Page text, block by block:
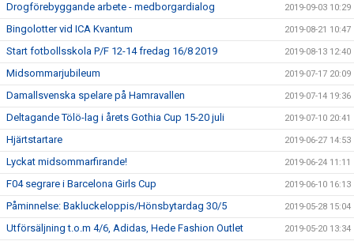
Drogförebyggande arbete - medborgardialog 2019-09-03 10:29
Bingolotter vid ICA Kvantum 2019-08-21 10:47
Start fotbollsskola P/F 12-14 fredag 16/8 2019 2019-08-13 12:40
Midsommarjubileum 2019-07-17 20:09
Damallsvenska spelare på Hamravallen 2019-07-14 19:36
Deltagande Tölö-lag i årets Gothia Cup 15-20 juli 2019-07-10 20:41
Hjärtstartare 2019-06-27 14:53
Lyckat midsommarfirande! 2019-06-24 11:11
F04 segrare i Barcelona Girls Cup 2019-06-10 16:13
Påminnelse: Bakluckeloppis/Hönsbytardag 30/5 2019-05-28 15:04
Utförsäljning t.o.m 4/6, Adidas, Hede Fashion Outlet 2019-05-20 13:34